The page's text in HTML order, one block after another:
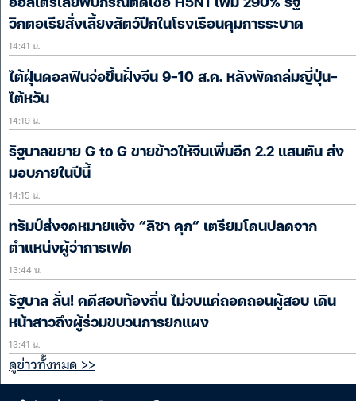
ออสเตรเลียพบกรณีติดเชื้อ H5N1 เพิ่ม 290% รัฐ
วิกตอเรียสั่งเลี้ยงสัตว์ปีกในโรงเรือนคุมการระบาด
14:41 น.
ไต้ฝุ่นดอลฟินจ่อขึ้นฝั่งจีน 9-10 ส.ค. หลังพัดถล่มญี่ปุ่น-
ไต้หวัน
14:19 น.
รัฐบาลขยาย G to G ขายข้าวให้จีนเพิ่มอีก 2.2 แสนตัน ส่ง
มอบภายในปีนี้
14:15 น.
ทรัมป์ส่งจดหมายแจ้ง “ลิซา คุก” เตรียมโดนปลดจาก
ตำแหน่งผู้ว่าการเฟด
13:44 น.
รัฐบาล ลั่น! คดีสอบท้องถิ่น ไม่จบแค่ถอดถอนผู้สอบ เดิน
หน้าสาวถึงผู้ร่วมขบวนการยกแผง
13:41 น.
ดูข่าวทั้งหมด >>